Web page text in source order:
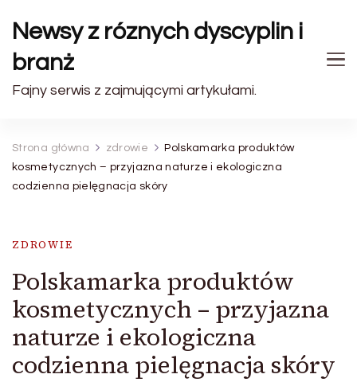
Newsy z róznych dyscyplin i
branż
Fajny serwis z zajmującymi artykułami.
Strona główna zdrowie
Polskamarka produktów
kosmetycznych – przyjazna naturze i ekologiczna
codzienna pielęgnacja skóry
ZDROWIE
Polskamarka produktów
kosmetycznych – przyjazna
naturze i ekologiczna
codzienna pielęgnacja skóry